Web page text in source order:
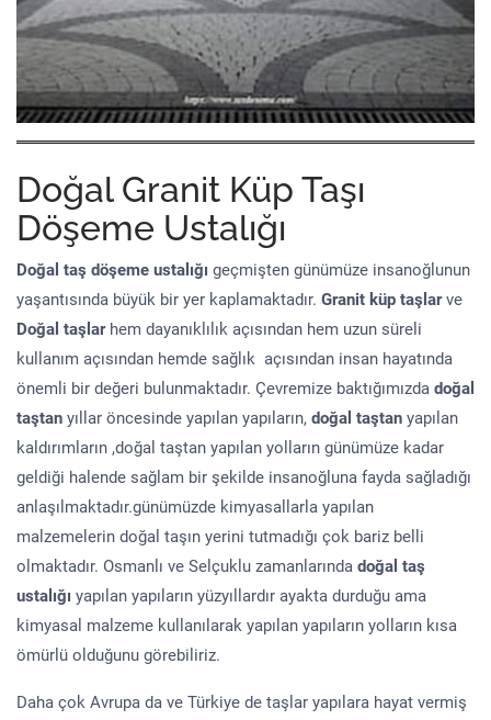
Doğal Granit Küp Taşı
Döşeme Ustalığı
Doğal taş döşeme ustalığı geçmişten günümüze insanoğlunun
yaşantısında büyük bir yer kaplamaktadır. Granit küp taşlarve
Doğal taşlar hem dayanıklılık açısından hem uzun süreli
kullanım açısından hemde sağlık açısından insan hayatında
önemli bir değeri bulunmaktadır. Çevremize baktığımızda doğal
taştan yıllar öncesinde yapılan yapıların, doğal taştan yapılan
kaldırımların ,doğal taştan yapılan yolların günümüze kadar
geldiği halende sağlam bir şekilde insanoğluna fayda sağladığı
anlaşılmaktadır.günümüzde kimyasallarla yapılan
malzemelerin doğal taşın yerini tutmadığı çok bariz belli
olmaktadır. Osmanlı ve Selçuklu zamanlarında doğal taş
ustalığı yapılan yapıların yüzyıllardır ayakta durduğu ama
kimyasal malzeme kullanılarak yapılan yapıların yolların kısa
ömürlü olduğunu görebiliriz.
Daha çok Avrupa da ve Türkiye de taşlar yapılara hayat vermiş